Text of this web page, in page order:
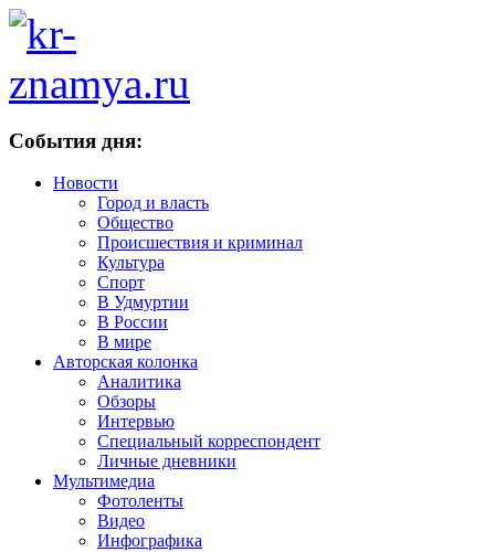
События дня:
Новости
Город и власть
Общество
Происшествия и криминал
Культура
Спорт
В Удмуртии
В России
В мире
Авторская колонка
Аналитика
Обзоры
Интервью
Специальный корреспондент
Личные дневники
Мультимедиа
Фотоленты
Видео
Инфографика